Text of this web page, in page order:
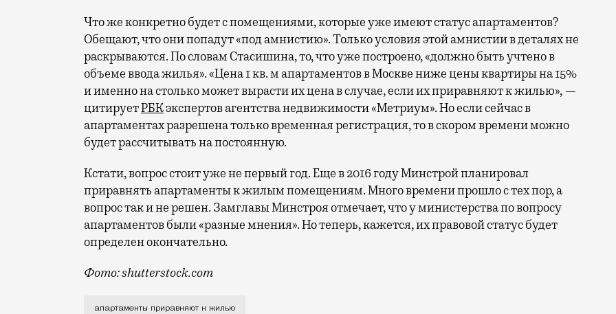
Что же конкретно будет с помещениями, которые уже имеют статус апартаментов?
Обещают, что они попадут «под амнистию». Только условия этой амнистии в деталях не
раскрываются. По словам Стасишина, то, что уже построено, «должно быть учтено в
объеме ввода жилья». «Цена 1 кв. м апартаментов в Москве ниже цены квартиры на 15%
и именно на столько может вырасти их цена в случае, если их приравняют к жилью», —
цитируетРБКэкспертов агентства недвижимости «Метриум». Но если сейчас в
апартаментах разрешена только временная регистрация, то в скором времени можно
будет рассчитывать на постоянную.
Кстати, вопрос стоит уже не первый год. Еще в 2016 году Минстрой планировал
приравнять апартаменты к жилым помещениям. Много времени прошло с тех пор, а
вопрос так и не решен. Замглавы Минстроя отмечает, что у министерства по вопросу
апартаментов были «разные мнения». Но теперь, кажется, их правовой статус будет
определен окончательно.
Фото: shutterstock.com
Похоже, временам, когда можно было годами спокойно жить в юридически «нежилых
апартаменты приравняют к жилью